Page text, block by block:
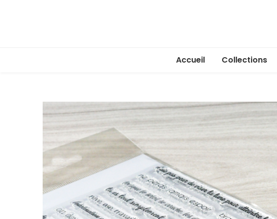
Accueil Collections
Ecl’Or
Douces heures
Au jardin
Dans ma bulle
365 jours